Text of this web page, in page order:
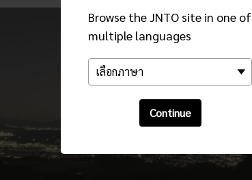
Browse the JNTO site in one of
multiple languages
Continue